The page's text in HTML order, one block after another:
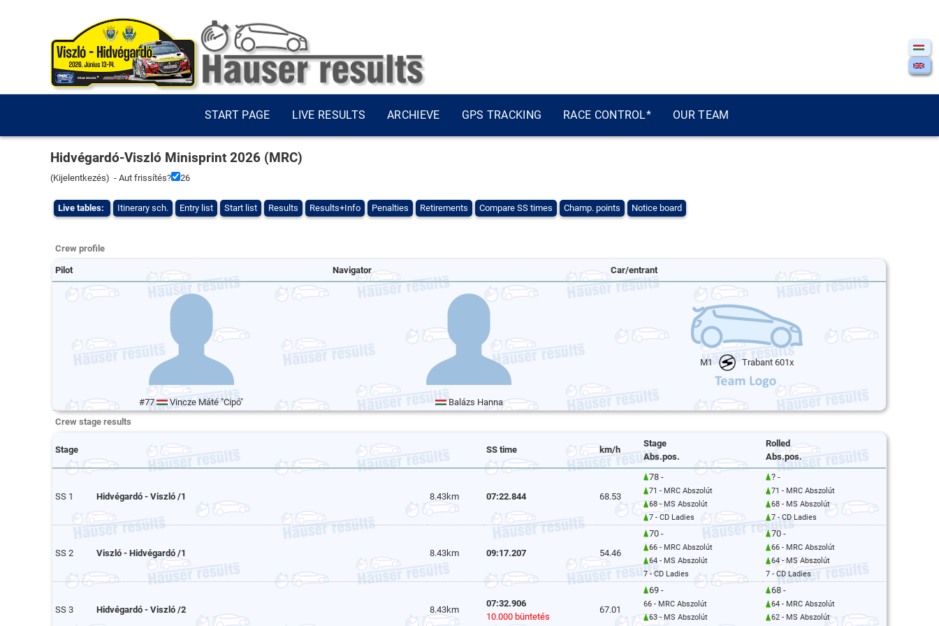
START PAGE LIVE RESULTS ARCHIEVE GPS TRACKING RACE CONTROL* OUR TEAM
Hidvégardó-Viszló Minisprint 2026 (MRC)
(Kijelentkezés) - Aut frissítés? 26
Live tables: Itinerary sch. Entry list Start list Results Results+Info Penalties Retirements Compare SS times Champ. points Notice board
Crew profile
Pilot Navigator Car/entrant
#77 Vincze Máté "Cipó" Balázs Hanna
M1 Trabant 601x
Crew stage results
Stage SS time km/h
Stage
Abs.pos.
Rolled
Abs.pos.
SS 1 Hidvégardó - Viszló /1 8.43km 07:22.844 68.53
78 -
71 - MRC Abszolút
68 - MS Abszolút
7 - CD Ladies
? -
71 - MRC Abszolút
68 - MS Abszolút
7 - CD Ladies
SS 2 Viszló - Hidvégardó /1 8.43km 09:17.207 54.46
70 -
66 - MRC Abszolút
64 - MS Abszolút
7 - CD Ladies
70 -
66 - MRC Abszolút
64 - MS Abszolút
7 - CD Ladies
SS 3 Hidvégardó - Viszló /2 8.43km
07:32.906
10.000 büntetés
67.01
69 -
66 - MRC Abszolút
63 - MS Abszolút
68 -
64 - MRC Abszolút
62 - MS Abszolút